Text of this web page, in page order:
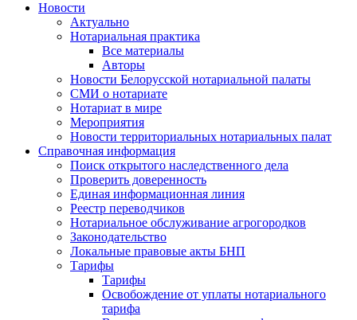
Новости
Актуально
Нотариальная практика
Все материалы
Авторы
Новости Белорусской нотариальной палаты
СМИ о нотариате
Нотариат в мире
Мероприятия
Новости территориальных нотариальных палат
Справочная информация
Поиск открытого наследственного дела
Проверить доверенность
Единая информационная линия
Реестр переводчиков
Нотариальное обслуживание агрогородков
Законодательство
Локальные правовые акты БНП
Тарифы
Тарифы
Освобождение от уплаты нотариального
тарифа